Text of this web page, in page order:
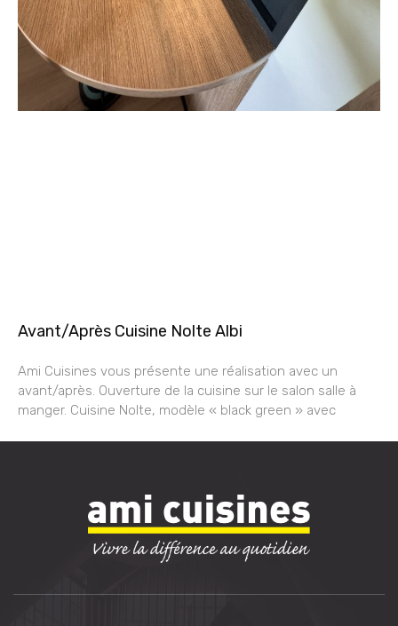
Avant/Après Cuisine Nolte Albi
Ami Cuisines vous présente une réalisation avec un
avant/après. Ouverture de la cuisine sur le salon salle à
manger. Cuisine Nolte, modèle « black green » avec